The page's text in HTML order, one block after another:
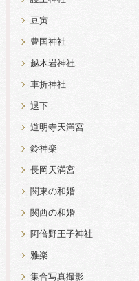
豆寅
豊国神社
越木岩神社
車折神社
退下
道明寺天満宮
鈴神楽
長岡天満宮
関東の和婚
関西の和婚
阿倍野王子神社
雅楽
集合写真撮影